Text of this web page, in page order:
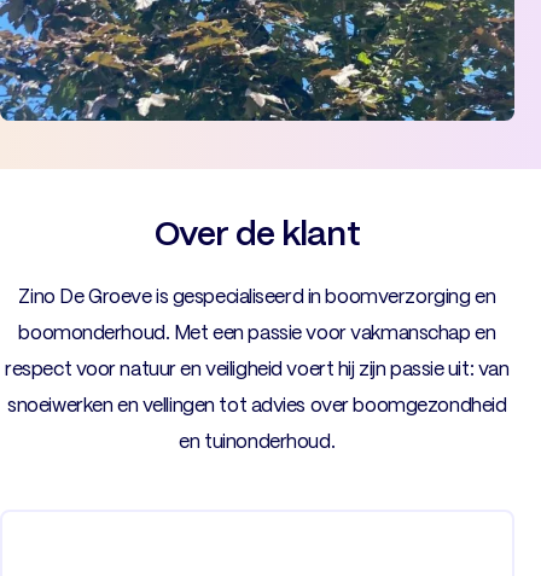
Over de klant
Zino De Groeve is gespecialiseerd in boomverzorging en
boomonderhoud. Met een passie voor vakmanschap en
respect voor natuur en veiligheid voert hij zijn passie uit: van
snoeiwerken en vellingen tot advies over boomgezondheid
en tuinonderhoud.